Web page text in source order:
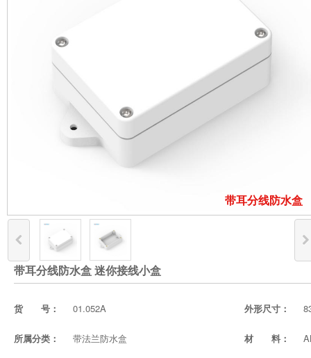
带耳分线防水盒
带耳分线防水盒 迷你接线小盒
货 号： 01.052A 外形尺寸：
所属分类： 带法兰防水盒 材 料：